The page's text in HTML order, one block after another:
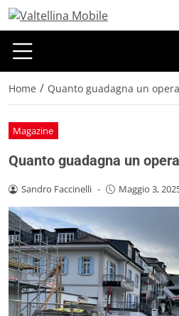
Home / Quanto guadagna un
Magazine
Quanto guadagna un
Sandro Faccinelli - Maggio 3,